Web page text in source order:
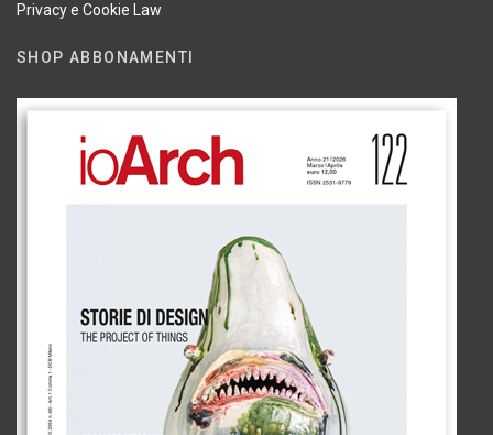
Privacy e Cookie Law
SHOP ABBONAMENTI